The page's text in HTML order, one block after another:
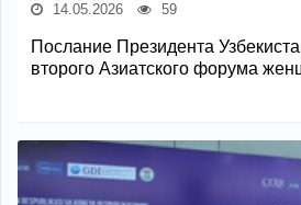
14.05.2026 59
Послание Президента
второго Азиатского форума